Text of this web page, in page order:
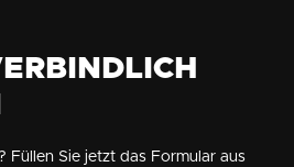
Füllen Sie jetzt das Formular aus